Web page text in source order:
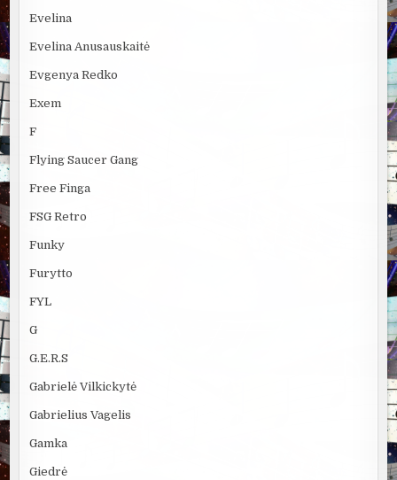
Evelina
Evelina Anusauskaitė
Evgenya Redko
Exem
F
Flying Saucer Gang
Free Finga
FSG Retro
Funky
Furytto
FYL
G
G.E.R.S
Gabrielė Vilkickytė
Gabrielius Vagelis
Gamka
Giedrė